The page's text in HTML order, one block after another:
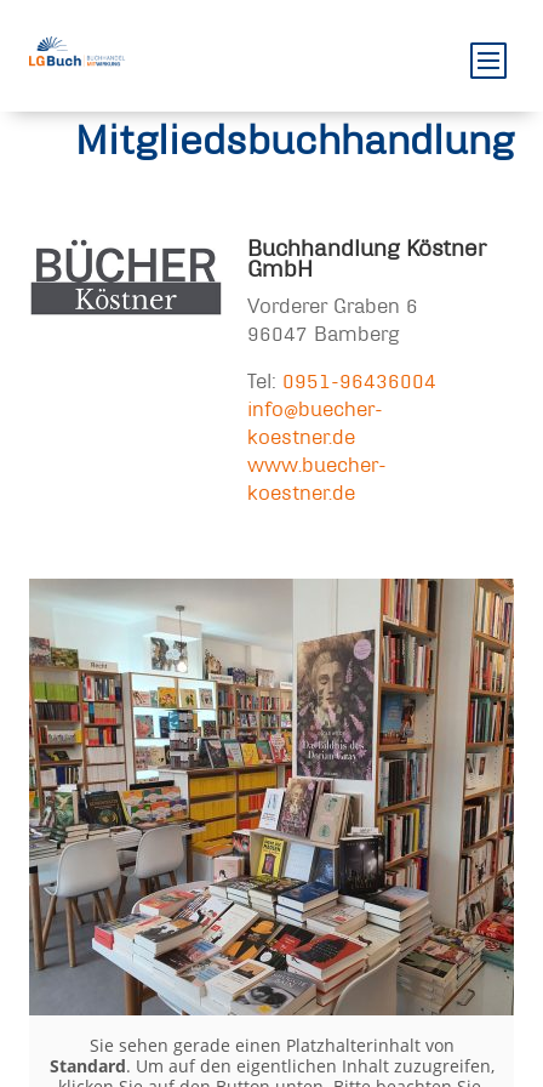
Mitgliedsbuchhandlung
Buchhandlung Köstner
GmbH
Vorderer Graben 6
96047 Bamberg
Tel: 0951-96436004
info@buecher-
koestner.de
www.buecher-
koestner.de
Sie sehen gerade einen Platzhalterinhalt von
Standard. Um auf den eigentlichen Inhalt zuzugreifen,